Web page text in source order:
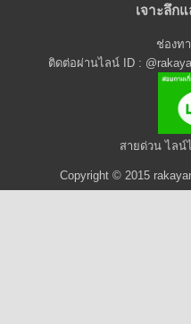
เจาะลึก
ช่องท
ติดต่อผ่านไลน์ ID :
สายด่วน ไลน์
Copyright © 2015